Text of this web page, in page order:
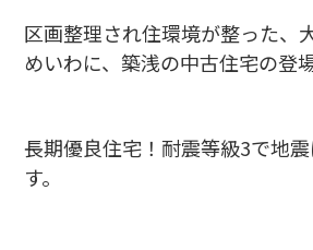
区画整理され住環境が整った、
めいわに、築浅の中古住宅の登
長期優良住宅！耐震等級3で地
す。